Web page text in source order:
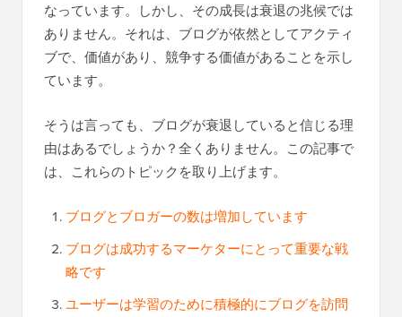
なっています。しかし、その成長は衰退の兆候では
ありません。それは、ブログが依然としてアクティ
ブで、価値があり、競争する価値があることを示し
ています。
そうは言っても、ブログが衰退していると信じる理
由はあるでしょうか？全くありません。この記事で
は、これらのトピックを取り上げます。
ブログとブロガーの数は増加しています
ブログは成功するマーケターにとって重要な戦
略です
ユーザーは学習のために積極的にブログを訪問